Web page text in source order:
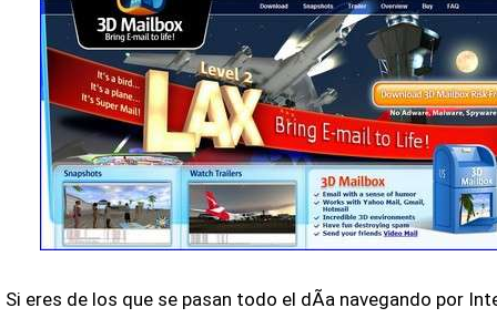
Si eres de los que se pasan todo el dÃ­a navegando por